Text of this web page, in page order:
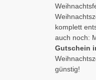
komplett
auch noch:
Gutschein
günstig!